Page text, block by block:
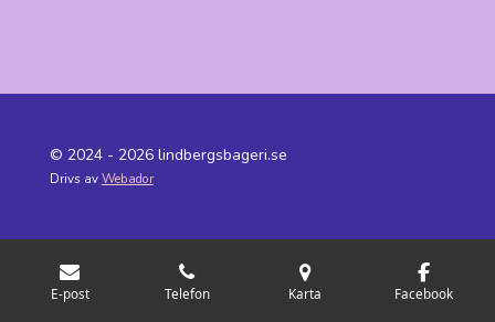
© 2024 - 2026 lindbergsbageri.se
Drivs avWebador
E-post Telefon Karta Facebook